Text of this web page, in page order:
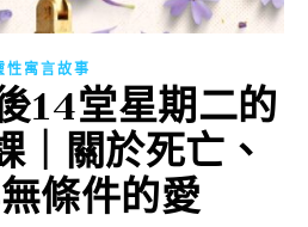
性寓言故事
14堂星期二的
｜關於死亡、
條件的愛